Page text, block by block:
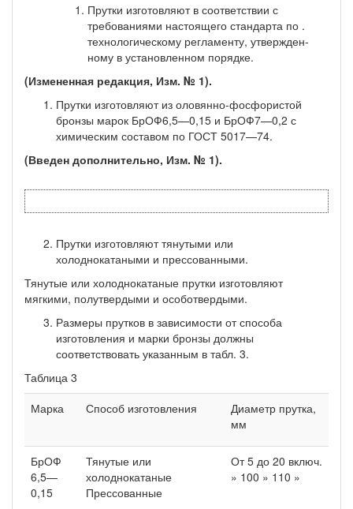
Прутки изготовляют в соответствии с
требованиями нас­тоящего стандарта по .
технологическому регламенту, утвержден­
ному в установленном порядке.
(Измененная редакция, Изм. № 1).
Прутки изготовляют из оловянно-фосфористой
бронзы ма­рок БрОФ6,5—0,15 и БрОФ7—0,2 с
химическим составом по ГОСТ 5017—74.
(Введен дополнительно, Изм. № 1).
Прутки изготовляют тянутыми или
холоднокатаными и прессованными.
Тянутые или холоднокатаные прутки изготовляют
мягкими, по­лутвердыми и особотвердыми.
Размеры прутков в зависимости от способа
изготовления и марки бронзы должны
соответствовать указанным в табл. 3.
Таблица 3
Марка
Способ изготовления
Диаметр прутка,
мм
БрОФ
6,5—
0,15
Тянутые или
холоднокатаные
Прессованные
От 5 до 20 включ.
» 100 » 110 »